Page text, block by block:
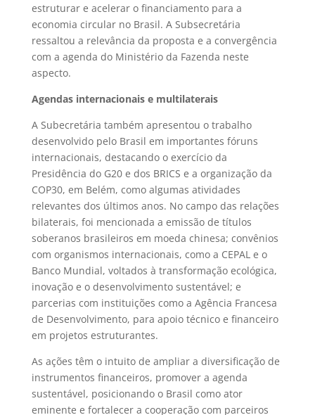
estruturar e acelerar o financiamento para a
economia circular no Brasil. A Subsecretária
ressaltou a relevância da proposta e a convergência
com a agenda do Ministério da Fazenda neste
aspecto.
Agendas internacionais e multilaterais
A Subecretária também apresentou o trabalho
desenvolvido pelo Brasil em importantes fóruns
internacionais, destacando o exercício da
Presidência do G20 e dos BRICS e a organização da
COP30, em Belém, como algumas atividades
relevantes dos últimos anos. No campo das relações
bilaterais, foi mencionada a emissão de títulos
soberanos brasileiros em moeda chinesa; convênios
com organismos internacionais, como a CEPAL e o
Banco Mundial, voltados à transformação ecológica,
inovação e o desenvolvimento sustentável; e
parcerias com instituições como a Agência Francesa
de Desenvolvimento, para apoio técnico e financeiro
em projetos estruturantes.
As ações têm o intuito de ampliar a diversificação de
instrumentos financeiros, promover a agenda
sustentável, posicionando o Brasil como ator
eminente e fortalecer a cooperação com parceiros